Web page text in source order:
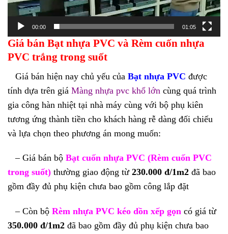
00:00 01:05
Giá bán Bạt nhựa PVC và Rèm cuốn nhựa
PVC trắng trong suốt
Giá bán hiện nay chủ yếu của Bạt nhựa PVC được
tính dựa trên giá Màng nhựa pvc khổ lớn cùng quá trình
gia công hàn nhiệt tại nhà máy cùng với bộ phụ kiên
tương ứng thành tiền cho khách hàng rễ dàng đối chiếu
và lựa chọn theo phương án mong muốn:
– Giá bán bộ Bạt cuốn nhựa PVC (Rèm cuốn PVC
trong suốt) thường giao động từ230.000 đ/1m2 đã bao
gồm đầy đủ phụ kiện chưa bao gồm công lắp đặt
– Còn bộ Rèm nhựa PVC kéo dồn xếp gọn có giá từ
350.000 đ/1m2 đã bao gồm đầy đủ phụ kiện chưa bao